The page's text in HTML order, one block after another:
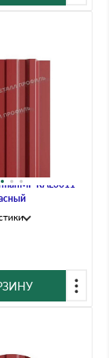
RAL3011